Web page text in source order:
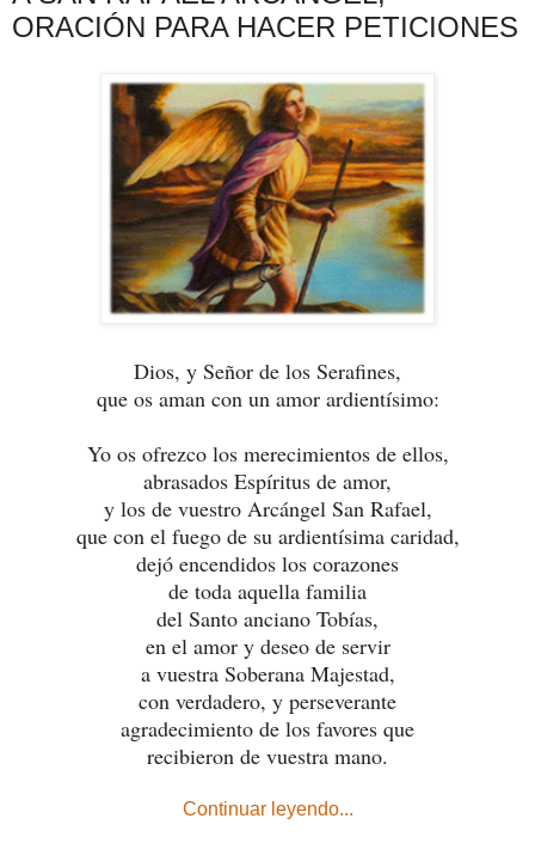
ORACIÓN PARA HACER PETICIONES
Dios, y Señor de los Serafines,
que os aman con un amor ardientísimo:
Yo os ofrezco los merecimientos de ellos,
abrasados Espíritus de amor,
y los de vuestro Arcángel San Rafael,
que con el fuego de su ardientísima caridad,
dejó encendidos los corazones
de toda aquella familia
del Santo anciano Tobías,
en el amor y deseo de servir
a vuestra Soberana Majestad,
con verdadero, y perseverante
agradecimiento de los favores que
recibieron de vuestra mano.
Continuar leyendo...